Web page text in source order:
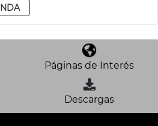
Páginas de Interés
Descargas